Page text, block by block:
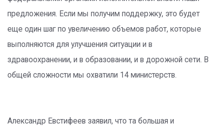
предложения. Если мы получим поддержку, это будет
еще один шаг по увеличению объемов работ, которые
выполняются для улучшения ситуации и в
здравоохранении, и в образовании, и в дорожной сети. В
общей сложности мы охватили 14 министерств.
Александр Евстифеев заявил, что та большая и